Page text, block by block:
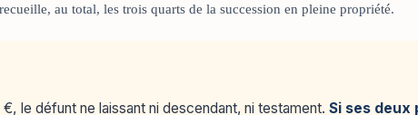
au total, les trois quarts de la succession en pleine propriété.
le défunt ne laissant ni descendant, ni testament. Si ses deux